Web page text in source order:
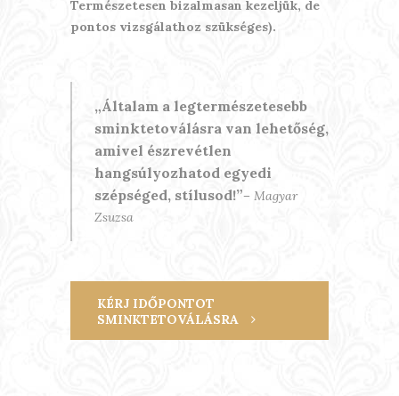
Természetesen bizalmasan kezeljük, de
pontos vizsgálathoz szükséges).
Általam a legtermészetesebb
sminktetoválásra van lehetőség,
amivel észrevétlen
hangsúlyozhatod egyedi
szépséged, stílusod! – Magyar
Zsuzsa
KÉRJ IDŐPONTOT
SMINKTETOVÁLÁSRA